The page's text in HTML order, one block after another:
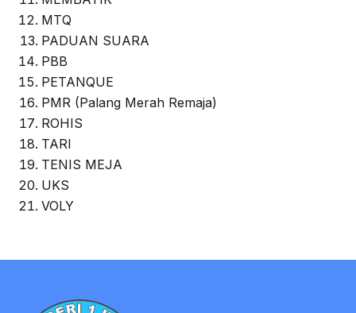
MTQ
PADUAN SUARA
PBB
PETANQUE
PMR (Palang Merah Remaja)
ROHIS
TARI
TENIS MEJA
UKS
VOLY